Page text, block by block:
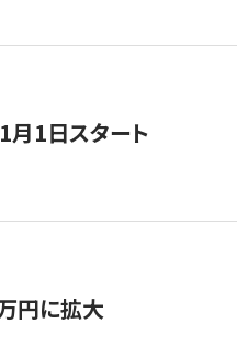
月1日スタート
円に拡大